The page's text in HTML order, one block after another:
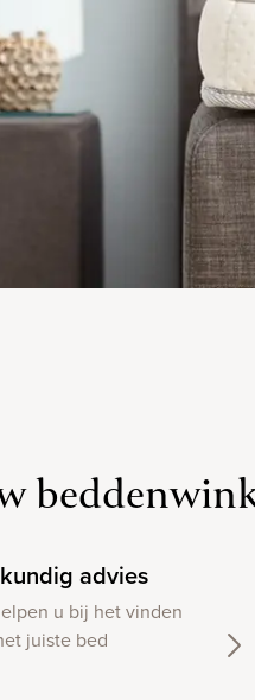
advies
u bij het vinden
juiste bed